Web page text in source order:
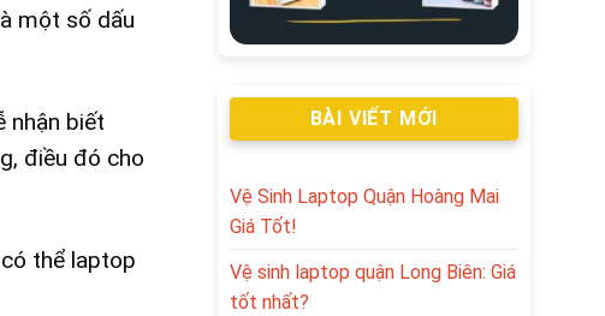
một số dấu
nhận biết
điều đó cho
thể laptop
BÀI VIẾT MỚI
Vệ Sinh Laptop Quận Hoàng Mai
Giá Tốt!
Vệ sinh laptop quận Long Biên: Giá
tốt nhất?